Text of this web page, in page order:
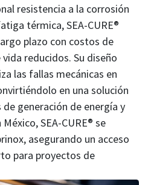
resistencia a la corrosión
térmica, SEA-CURE®
plazo con costos de
reducidos. Su diseño
las fallas mecánicas en
en una solución
generación de energía y
SEA-CURE® se
asegurando un acceso
para proyectos de